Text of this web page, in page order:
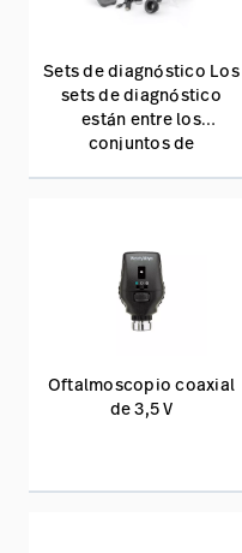
Sets de diagnóstico Los
sets de diagnóstico
están entre los
conjuntos de
física integral. Los sets
de diagnóstico de
Baxter ayudan a los
médicos a realizar
diagnosticar con
precisión diversas
Oftalmoscopio coaxial
de 3,5 V